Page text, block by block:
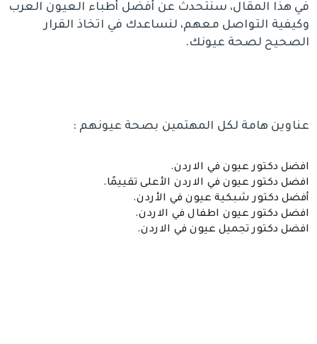
في هذا المقال، سنتحدث عن أفضل أطباء العيون العرب
وكيفية التواصل معهم، لنساعدك في اتخاذ القرار
الصحيح لصحة عيونك.
عناوين هامة لكل المهتمين بصحة عيونهم :
افضل دكتور عيون في الاردن.
افضل دكتور عيون في الاردن الأعلى تقييمًا.
أفضل دكتور شبكية عيون في الأردن.
افضل دكتور عيون اطفال في الاردن.
افضل دكتور تجميل عيون في الاردن.